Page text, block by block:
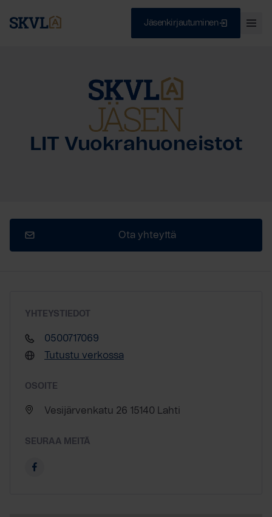
Jäsenkirjautuminen
LIT Vuokrahuoneistot
Ota yhteyttä
YHTEYSTIEDOT
0500717069
Tutustu verkossa
OSOITE
Vesijärvenkatu 26 15140 Lahti
SEURAA MEITÄ